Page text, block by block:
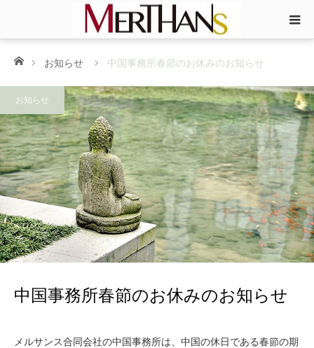
ホームお知らせ 中国事務所春節のお休みのお知らせ
お知らせ
中国事務所春節のお休みのお知らせ
メルサンス合同会社の中国事務所は、中国の休日である春節の期